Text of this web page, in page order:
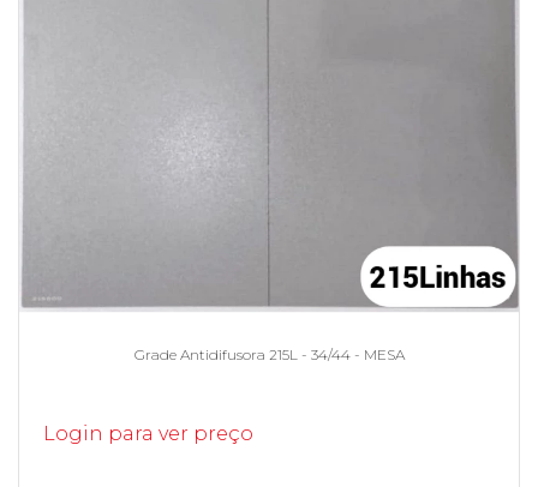
Grade Antidifusora 215L - 34/44 - MESA
Login para ver preço